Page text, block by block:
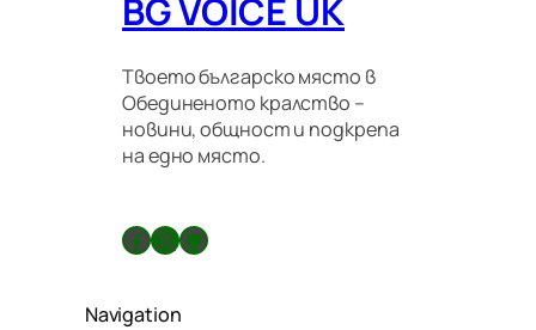
BG VOICE UK
Твоето българско място в
Обединеното кралство –
новини, общност и подкрепа
на едно място.
Facebook X GitHub
Navigation